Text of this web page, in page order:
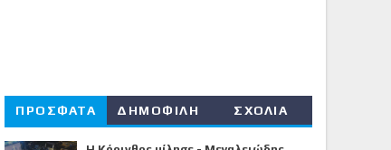
ΠΡΟΣΦΑΤΑ ΔΗΜΟΦΙΛΗ ΣΧΟΛΙΑ